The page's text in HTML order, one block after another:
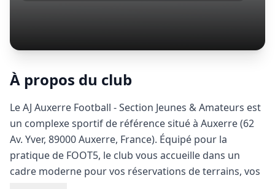
À propos du club
Le AJ Auxerre Football - Section Jeunes & Amateurs est
un complexe sportif de référence situé à Auxerre (62
Av. Yver, 89000 Auxerre, France). Équipé pour la
pratique de FOOT5, le club vous accueille dans un
cadre moderne pour vos réservations de terrains, vos